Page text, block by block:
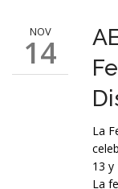
NOV
14
La
13 y
La